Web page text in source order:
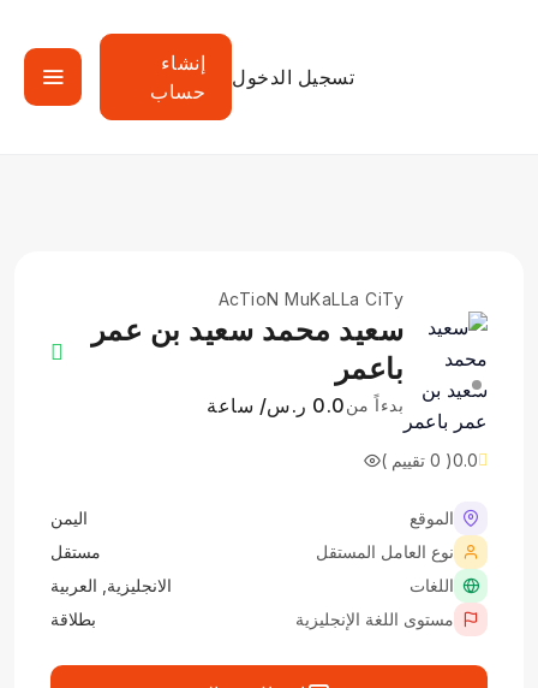
تسجيل الدخول
إنشاء
حساب
AcTioN MuKaLLa CiTy
سعيد محمد سعيد بن عمر
باعمر
بدءاً من0.0 ر.س/ ساعة
0.0( 0 تقييم )
الموقع
اليمن
نوع العامل المستقل
مستقل
اللغات
الانجليزية, العربية
مستوى اللغة الإنجليزية
بطلاقة